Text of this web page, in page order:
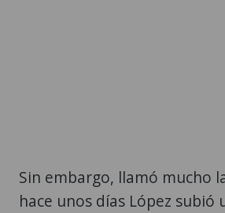
Sin embargo, llamó mucho
hace unos días López subió